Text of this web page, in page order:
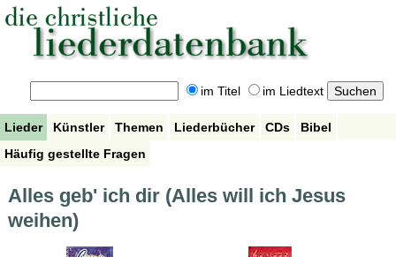
im Titel im Liedtext
Lieder Künstler Themen Liederbücher CDs
Bibel
Häufig gestellte Fragen
Alles geb' ich dir (Alles will ich Jesus
weihen)